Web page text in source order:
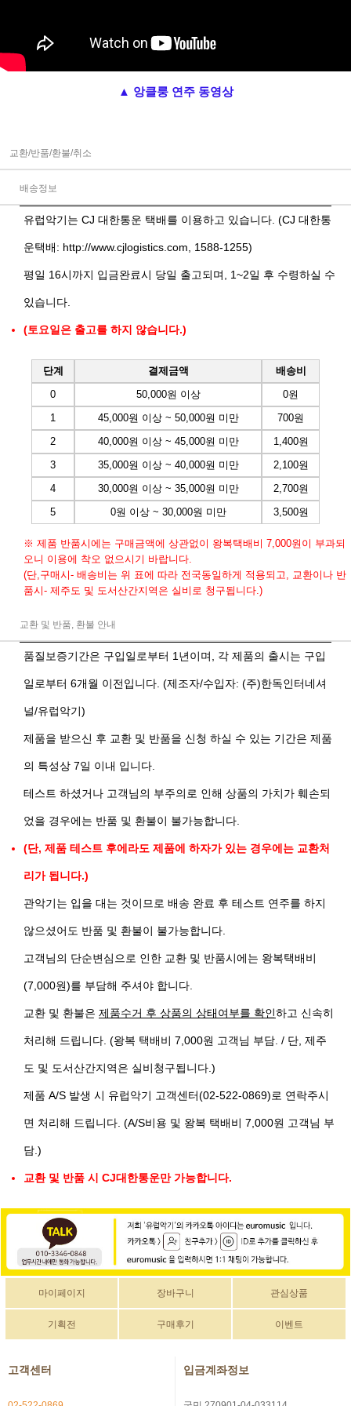
▲ 앙클룽 연주 동영상
교환/반품/환불/취소
배송정보
유럽악기는 CJ 대한통운 택배를 이용하고 있습니다. (CJ 대한통
운택배: http://www.cjlogistics.com , 1588-1255)
평일 16시까지 입금완료시 당일 출고되며, 1~2일 후 수령하실 수
있습니다.
(토요일은 출고를 하지 않습니다.)
단계 결제금액
배송비
0
50,000원 이상
0원
1
45,000원 이상 ~ 50,000원 미만
700원
2
40,000원 이상 ~ 45,000원 미만
1,400원
3
35,000원 이상 ~ 40,000원 미만
2,100원
4
30,000원 이상 ~ 35,000원 미만
2,700원
5
0원 이상 ~ 30,000원 미만 3,500원
※ 제품 반품시에는 구매금액에 상관없이 왕복택배비 7,000원이 부과되
오니 이용에 착오 없으시기 바랍니다.
(단,구매시- 배송비는 위 표에 따라 전국동일하게 적용되고, 교환이나 반
품시- 제주도 및 도서산간지역은 실비로 청구됩니다.)
교환 및 반품, 환불 안내
품질보증기간은 구입일로부터 1년이며, 각 제품의 출시는 구입
일로부터 6개월 이전입니다. (제조자/수입자: (주)한독인터네셔
널/유럽악기)
제품을 받으신 후 교환 및 반품을 신청 하실 수 있는 기간은 제품
의 특성상 7일 이내 입니다.
테스트 하셨거나 고객님의 부주의로 인해 상품의 가치가 훼손되
었을 경우에는 반품 및 환불이 불가능합니다.
(단, 제품 테스트 후에라도 제품에 하자가 있는 경우에는 교환처
리가 됩니다.)
관악기는 입을 대는 것이므로 배송 완료 후 테스트 연주를 하지
않으셨어도 반품 및 환불이 불가능합니다.
고객님의 단순변심으로 인한 교환 및 반품시에는 왕복택배비
(7,000원)를 부담해 주셔야 합니다.
교환 및 환불은 제품수거 후 상품의 상태여부를 확인하고 신속히
처리해 드립니다. (왕복 택배비 7,000원 고객님 부담. / 단, 제주
도 및 도서산간지역은 실비청구됩니다.)
제품 A/S 발생 시 유럽악기 고객센터(02-522-0869)로 연락주시
면 처리해 드립니다. (A/S비용 및 왕복 택배비 7,000원 고객님 부
담.)
교환 및 반품 시 CJ대한통운만 가능합니다.
마이페이지 장바구니 관심상품
기획전 구매후기 이벤트
고객센터 입금계좌정보